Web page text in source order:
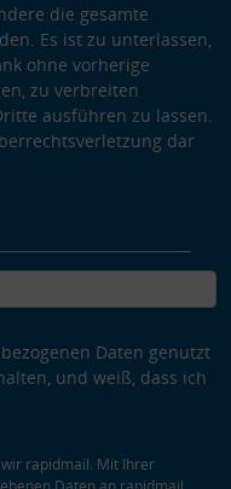
die gesamte
Es ist zu unterlassen,
ohne vorherige
zu verbreiten
ausführen zu lassen.
dar
Daten genutzt
und weiß, dass ich
rapidmail. Mit Ihrer